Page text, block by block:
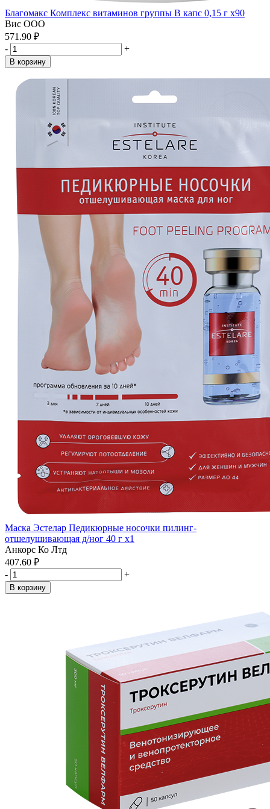
Благомакс Комплекс витаминов группы В капс 0,15 г x90
Вис ООО
571.90 ₽
-
+
В корзину
Маска Эстелар Педикюрные носочки пилинг-
отшелушивающая д/ног 40 г x1
Анкорс Ко Лтд
407.60 ₽
-
+
В корзину